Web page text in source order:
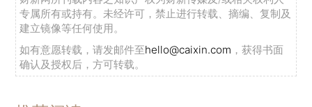
专属所有或持有。未经许可，禁止进行转载、摘编、复制及
建立镜像等任何使用。
如有意愿转载，请发邮件至hello@caixin.com ，获得书面
确认及授权后，方可转载。